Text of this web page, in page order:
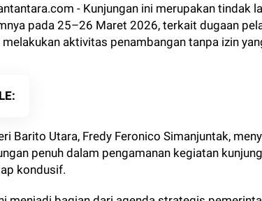
- Kunjungan ini merupakan tindak
pada 25–26 Maret 2026, terkait dugaan
aktivitas penambangan tanpa izin
Barito Utara, Fredy Feronico Simanjuntak,
penuh dalam pengamanan kegiatan
kondusif.